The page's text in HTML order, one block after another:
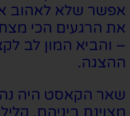
אפשר שלא לאהוב
את הרגעים הכי
– והביא המון לב
ההצגה.
שאר הקאסט היה
מצוינת ביניהם,